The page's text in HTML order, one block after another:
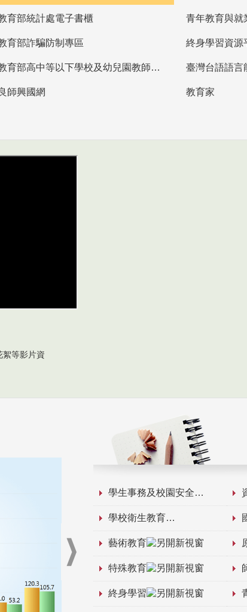
育部統計處電子書櫃 青年教育與就
育部詐騙防制專區 終身學習資源
教育部高中等以下學校及幼兒園教師資格檢定考試 臺灣台語語言
良師興國網
教育家
絮等影片資
學生事務及校園安全
學校衛生教育
藝術教育
特殊教育
終身學習